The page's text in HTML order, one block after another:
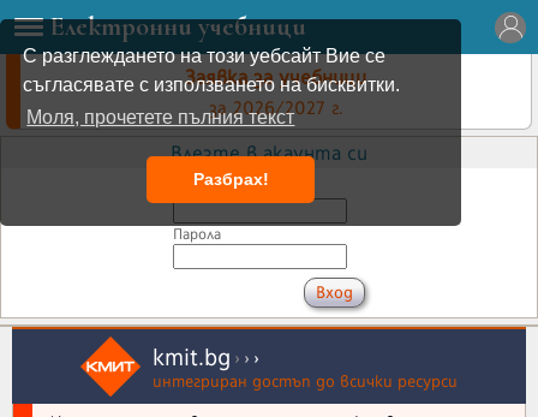
С разглеждането на този уебсайт Вие се
съгласявате с използването на бисквитки.
Моля, прочетете пълния текст
Разбрах!
Електронни учебници
Заявка за учебници
за 2026/2027 г.
Влезте в акаунта си
Имейл
Парола
kmit.bg › › ›
интегриран достъп до всички ресурси